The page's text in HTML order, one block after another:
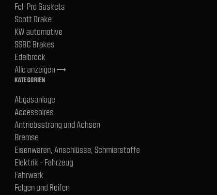
Fel-Pro Gaskets
Scott Drake
KW automotive
SSBC Brakes
Edelbrock
Alle anzeigentrending_flat
KATEGORIEN
Abgasanlage
Accessoires
Antriebsstrang und Achsen
Bremse
Eisenwaren, Anschlüsse, Schmierstoffe
Elektrik - Fahrzeug
Fahrwerk
Felgen und Reifen